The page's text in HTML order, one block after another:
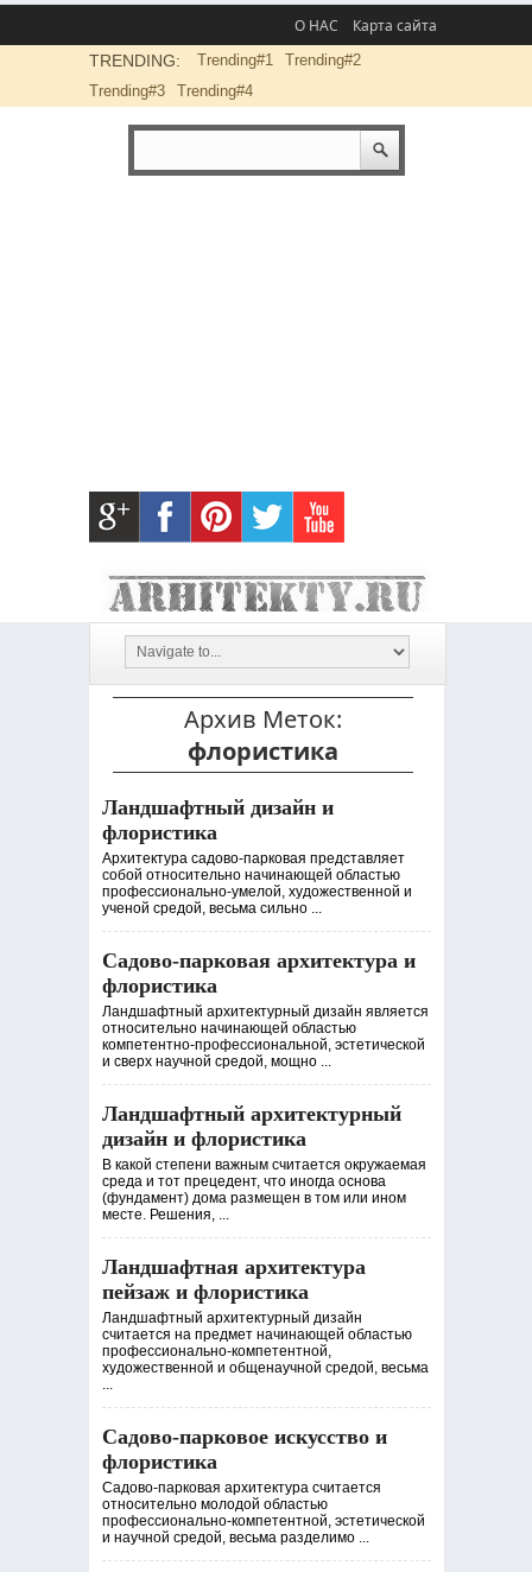
О НАС Карта сайта
TRENDING: Trending#1
Trending#2
Trending#3
Trending#4
Архив Меток:
флористика
Ландшафтный дизайн и
флористика
Архитектура садово-парковая представляет
собой относительно начинающей областью
профессионально-умелой, художественной и
ученой средой, весьма сильно ...
Садово-парковая архитектура и
флористика
Ландшафтный архитектурный дизайн является
относительно начинающей областью
компетентно-профессиональной, эстетической
и сверх научной средой, мощно ...
Ландшафтный архитектурный
дизайн и флористика
В какой степени важным считается окружаемая
среда и тот прецедент, что иногда основа
(фундамент) дома размещен в том или ином
месте. Решения, ...
Ландшафтная архитектура
пейзаж и флористика
Ландшафтный архитектурный дизайн
считается на предмет начинающей областью
профессионально-компетентной,
художественной и общенаучной средой, весьма
...
Садово-парковое искусство и
флористика
Садово-парковая архитектура считается
относительно молодой областью
профессионально-компетентной, эстетической
и научной средой, весьма разделимо ...